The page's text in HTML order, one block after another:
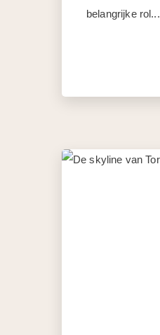
belangrijke rol...